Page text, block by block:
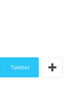
Twitter